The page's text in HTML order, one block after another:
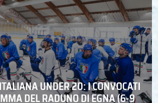
UNDER 20: I CONVOCATI
DEL RADUNO DI EGNA (6-9